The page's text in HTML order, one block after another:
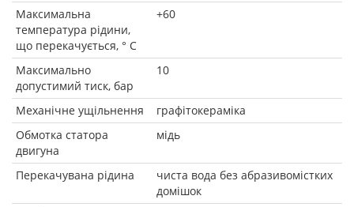
Максимальна
температура рідини,
що перекачується, ° C
+60
Максимально
допустимий тиск, бар
10
Механічне ущільнення
графітокераміка
Обмотка статора
двигуна
мідь
Перекачувана рідина
чиста вода без абразивомістких
домішок